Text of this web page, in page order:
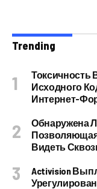
Trending
Токсичность
Исходного
Интернет-
Обнаружена
Видеть
Activision